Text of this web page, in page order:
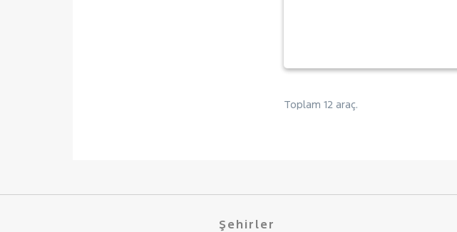
Toplam 12 araç.
Şehirler